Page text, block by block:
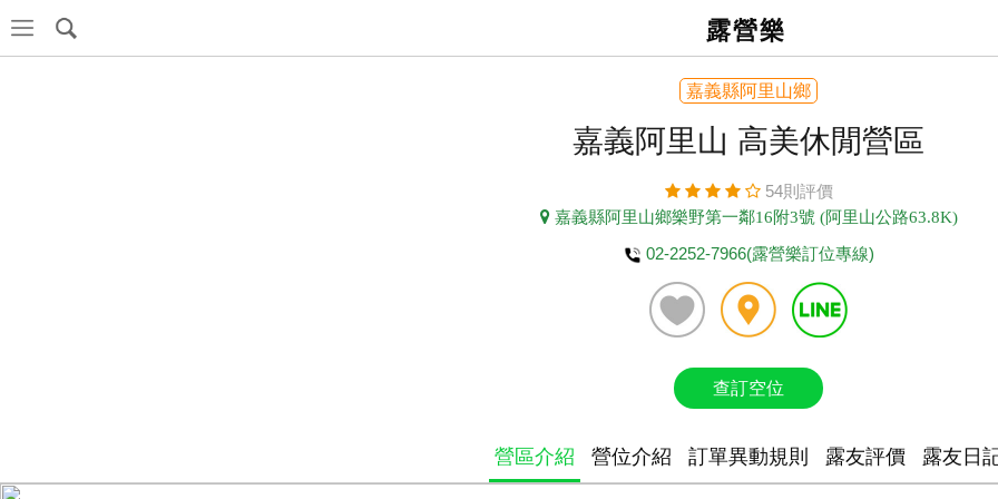
露營樂
嘉義縣阿里山鄉
嘉義阿里山 高美休閒營區
54則評價
嘉義縣阿里山鄉樂野第一鄰16附3號 (阿里山公路63.8K)
02-2252-7966(露營樂訂位專線)
查訂空位
營區介紹 營位介紹 訂單異動規則 露友評價 露友日